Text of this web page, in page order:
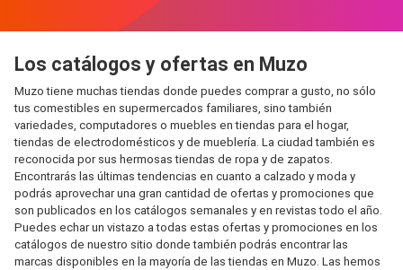
Los catálogos y ofertas en Muzo
Muzo tiene muchas tiendas donde puedes comprar a gusto, no sólo
tus comestibles en supermercados familiares, sino también
variedades, computadores o muebles en tiendas para el hogar,
tiendas de electrodomésticos y de mueblería. La ciudad también es
reconocida por sus hermosas tiendas de ropa y de zapatos.
Encontrarás las últimas tendencias en cuanto a calzado y moda y
podrás aprovechar una gran cantidad de ofertas y promociones que
son publicados en los catálogos semanales y en revistas todo el año.
Puedes echar un vistazo a todas estas ofertas y promociones en los
catálogos de nuestro sitio donde también podrás encontrar las
marcas disponibles en la mayoría de las tiendas en Muzo. Las hemos